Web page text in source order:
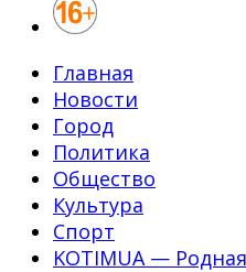
Главная
Новости
Город
Политика
Общество
Культура
Спорт
KOTIMUA —